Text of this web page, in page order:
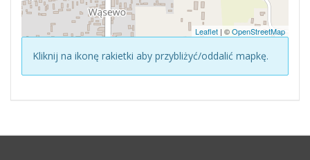
Leaflet | ©OpenStreetMap
Kliknij na ikonę rakietki aby przybliżyć/oddalić mapkę.